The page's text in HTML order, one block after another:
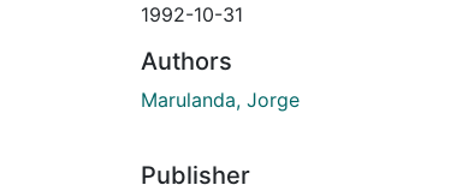
1992-10-31
Authors
Marulanda, Jorge
Publisher